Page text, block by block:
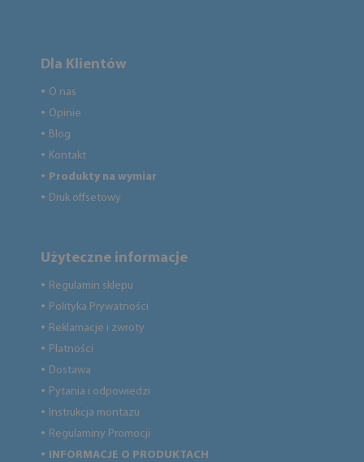
Dla Klientów
● O nas
● Opinie
● Blog
● Kontakt
● Produkty na wymiar
● Druk offsetowy
Użyteczne informacje
● Regulamin sklepu
● Polityka Prywatności
● Reklamacje i zwroty
● Płatności
● Dostawa
● Pytania i odpowiedzi
● Instrukcja montażu
● Regulaminy Promocji
● INFORMACJE O PRODUKTACH